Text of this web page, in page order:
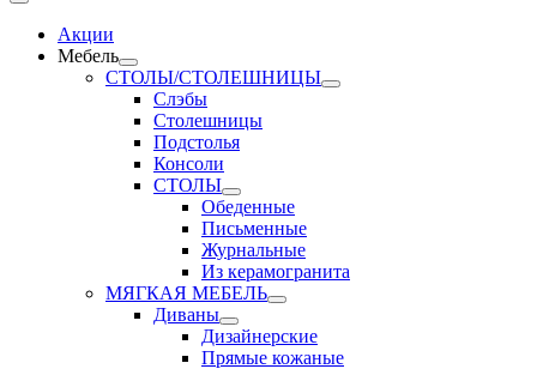
Акции
Мебель
СТОЛЫ/СТОЛЕШНИЦЫ
Слэбы
Столешницы
Подстолья
Консоли
СТОЛЫ
Обеденные
Письменные
Журнальные
Из керамогранита
МЯГКАЯ МЕБЕЛЬ
Диваны
Дизайнерские
Прямые кожаные